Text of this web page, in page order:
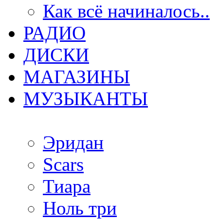
Как всё начиналось..
РАДИО
ДИСКИ
МАГАЗИНЫ
МУЗЫКАНТЫ
Эридан
Scars
Тиара
Ноль три